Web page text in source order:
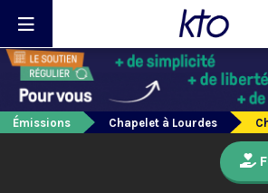
Émissions Chapelet à Lourdes